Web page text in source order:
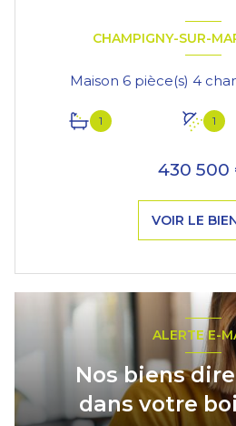
CHAMPIGNY-SUR-
1 1
430 500
VOIR LE
ALERTE E-
Nos biens
dans votre